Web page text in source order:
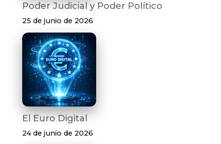
Poder Judicial y Poder Político
25 de junio de 2026
El Euro Digital
24 de junio de 2026